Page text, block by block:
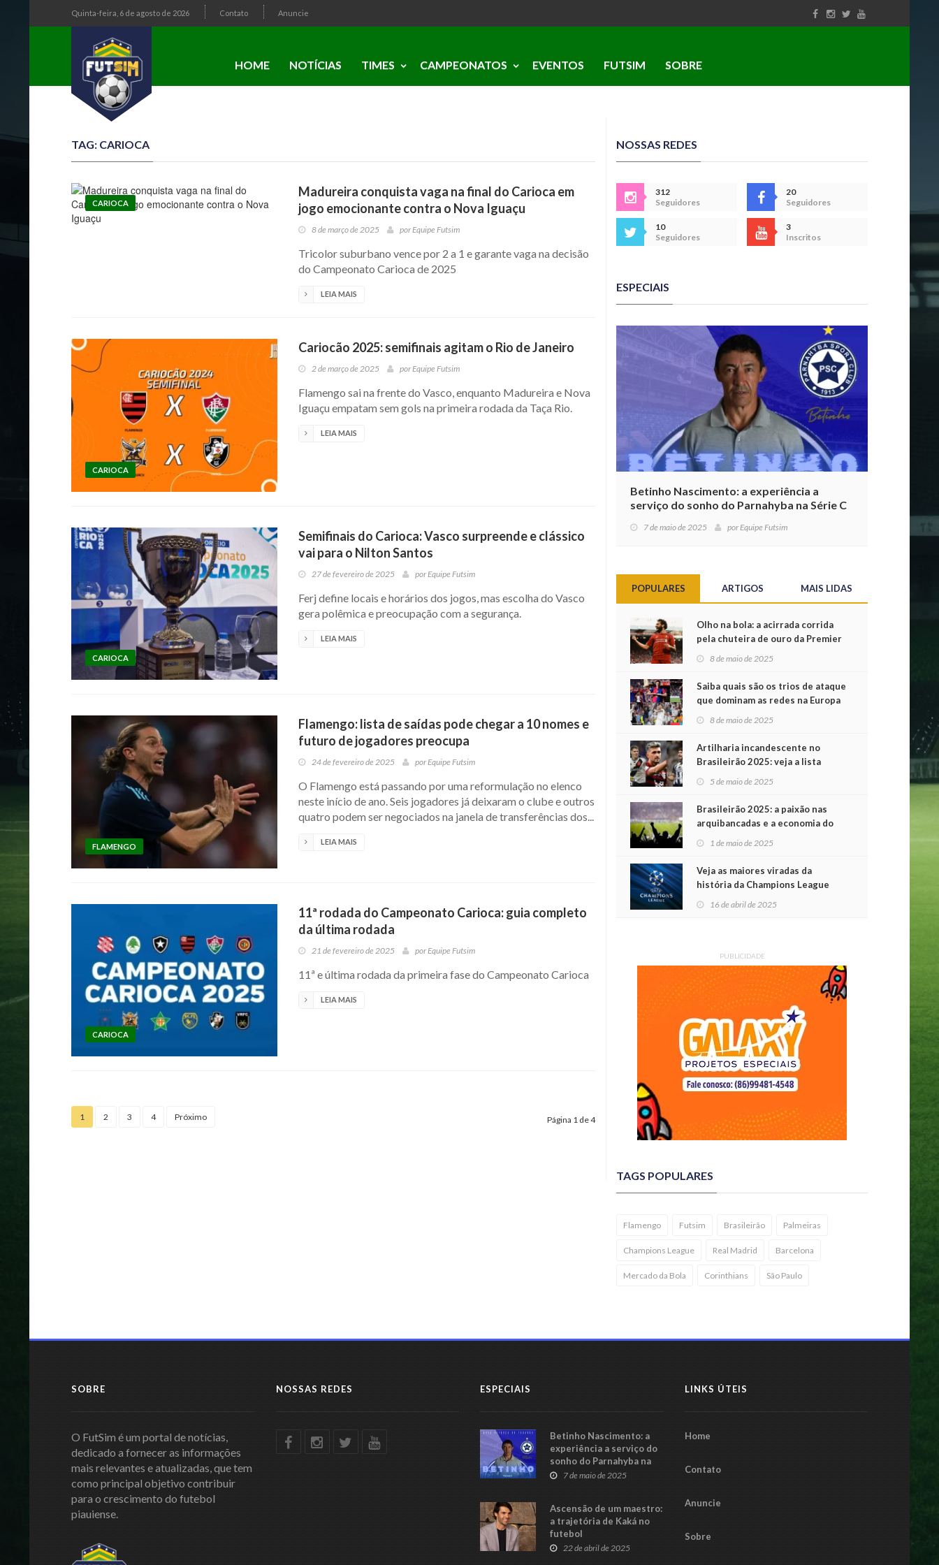
Quinta-feira, 6 de agosto de 2026 Contato Anuncie
HOME NOTÍCIAS TIMES CAMPEONATOS EVENTOS FUTSIM SOBRE
TAG: CARIOCA
CARIOCA
Madureira conquista vaga na final do Carioca em
jogo emocionante contra o Nova Iguaçu
8 de março de 2025 porEquipe Futsim
Tricolor suburbano vence por 2 a 1 e garante vaga na decisão
do Campeonato Carioca de 2025
LEIA MAIS
CARIOCA
Cariocão 2025: semifinais agitam o Rio de Janeiro
2 de março de 2025 porEquipe Futsim
Flamengo sai na frente do Vasco, enquanto Madureira e Nova
Iguaçu empatam sem gols na primeira rodada da Taça Rio.
LEIA MAIS
CARIOCA
Semifinais do Carioca: Vasco surpreende e clássico
vai para o Nilton Santos
27 de fevereiro de 2025 por Equipe Futsim
Ferj define locais e horários dos jogos, mas escolha do Vasco
gera polêmica e preocupação com a segurança.
LEIA MAIS
FLAMENGO
Flamengo: lista de saídas pode chegar a 10 nomes e
futuro de jogadores preocupa
24 de fevereiro de 2025 porEquipe Futsim
O Flamengo está passando por uma reformulação no elenco
neste início de ano. Seis jogadores já deixaram o clube e outros
quatro podem ser negociados na janela de transferências dos...
LEIA MAIS
CARIOCA
11ª rodada do Campeonato Carioca: guia completo
da última rodada
21 de fevereiro de 2025 por Equipe Futsim
11ª e última rodada da primeira fase do Campeonato Carioca
LEIA MAIS
1 2 3 4 Próximo Página 1 de 4
NOSSAS REDES
312
Seguidores
20
Seguidores
10
Seguidores
3
Inscritos
ESPECIAIS
Betinho Nascimento: a experiência a
serviço do sonho do Parnahyba na Série C
7 de maio de 2025 porEquipe Futsim
POPULARES ARTIGOS MAIS LIDAS
Olho na bola: a acirrada corrida
pela chuteira de ouro da Premier
League
8 de maio de 2025
Saiba quais são os trios de ataque
que dominam as redes na Europa
8 de maio de 2025
Artilharia incandescente no
Brasileirão 2025: veja a lista
atualizada
5 de maio de 2025
Brasileirão 2025: a paixão nas
arquibancadas e a economia do
futebol na primeira rodada
1 de maio de 2025
Veja as maiores viradas da
história da Champions League
16 de abril de 2025
PUBLICIDADE
TAGS POPULARES
Flamengo Futsim Brasileirão Palmeiras
Champions League Real Madrid Barcelona
Mercado da Bola Corinthians São Paulo
SOBRE
O FutSim é um portal de notícias,
dedicado a fornecer as informações
mais relevantes e atualizadas, que tem
como principal objetivo contribuir
para o crescimento do futebol
piauiense.
NOSSAS REDES ESPECIAIS
Betinho Nascimento: a
experiência a serviço do
sonho do Parnahyba na
Série C
7 de maio de 2025
Ascensão de um maestro:
a trajetória de Kaká no
futebol
22 de abril de 2025
LINKS ÚTEIS
Home
Contato
Anuncie
Sobre